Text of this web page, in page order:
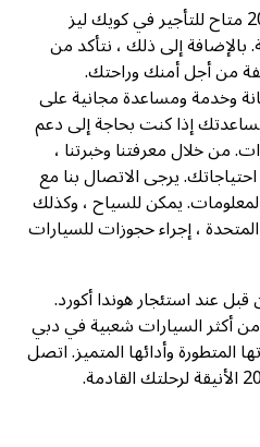
تأجير سيارات هوندا أكورد 2024 متاح للتأجير في كويك ليز
بالإضافة إلى ذلك ، نتأكد من
من أجل أمنك وراحتك.
وخدمة ومساعدة مجانية على
إذا كنت بحاجة إلى دعم
من خلال معرفتنا وخبرتنا ،
يرجى الاتصال بنا مع
يمكن للسياح ، وكذلك
، إجراء حجوزات للسيارات
عند استئجار هوندا أكورد.
من أكثر السيارات شعبية في دبي
المتطورة وأدائها المتميز. اتصل